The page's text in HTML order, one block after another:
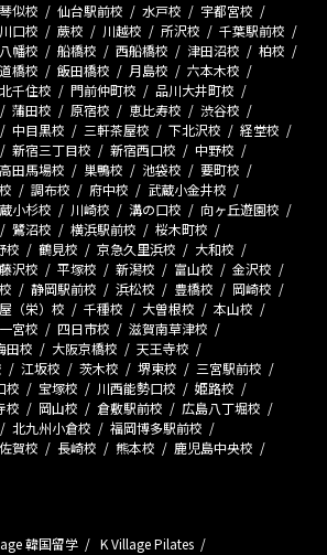
琴似校 仙台駅前校 水戸校
宇都宮校
川口校 蕨校 川越校 所沢校
千葉駅前校
幡校 船橋校 西船橋校 津田沼校
柏校
橋校 飯田橋校 月島校
六本木校
北千住校 門前仲町校
品川大井町校
蒲田校 原宿校 恵比寿校
渋谷校
中目黒校 三軒茶屋校 下北沢校
経堂校
新宿三丁目校 新宿西口校
中野校
高田馬場校 巣鴨校 池袋校
要町校
調布校 府中校
武蔵小金井校
小杉校 川崎校 溝の口校
向ヶ丘遊園校
鷺沼校 横浜駅前校
桜木町校
校 鶴見校 京急久里浜校
大和校
藤沢校 平塚校 新潟校 富山校
金沢校
静岡駅前校 浜松校 豊橋校
岡崎校
（栄）校 千種校 大曽根校
本山校
一宮校 四日市校
滋賀南草津校
田校 大阪京橋校
天王寺校
江坂校 茨木校 堺東校
三宮駅前校
校 宝塚校 川西能勢口校
姫路校
校 岡山校 倉敷駅前校
広島八丁堀校
北九州小倉校
福岡博多駅前校
佐賀校 長崎校 熊本校
鹿児島中央校
韓国留学
K Village Pilates